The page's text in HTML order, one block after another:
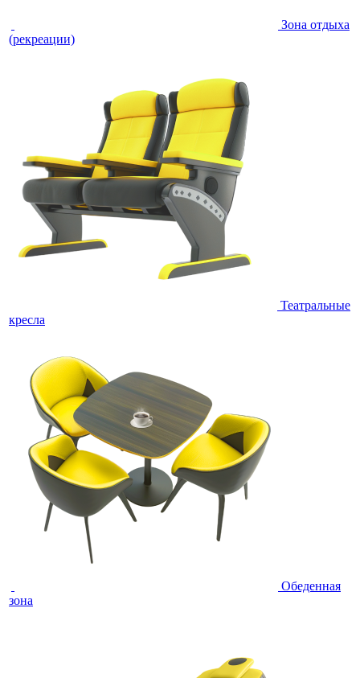
Зона отдыха
(рекреации)
Театральные
кресла
Обеденная
зона